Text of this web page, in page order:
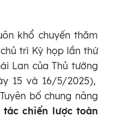
khổ chuyến thăm
trì Kỳ họp lần thứ
Lan của Thủ tướng
15 và 16/5/2025),
bố chung nâng
chiến lược toàn